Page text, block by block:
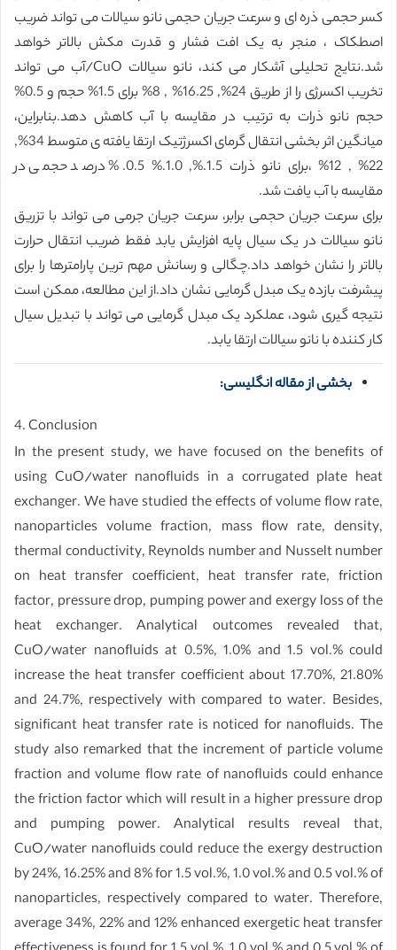
کسر حجمی ذره ای و سرعت جریان حجمی نانو سیالات می تواند ضریب
اصطکاک ، منجر به یک افت فشار و قدرت مکش بالاتر خواهد
شد.نتایج تحلیلی آشکار می کند، نانو سیالات CuO/آب می تواند
تخریب اکسرژی را از طریق 24%, 16.25% , 8% برای 1.5% حجم و 0.5%
حجم نانو ذرات به ترتیب در مقایسه با آب کاهش دهد.بنابراین،
میانگین اثر بخشی انتقال گرمای اکسرژتیک ارتقا یافته ی متوسط 34%,
22% , 12% ،برای نانو ذرات 1.5.%, 1.0.% 0.5.% درصد حجمی در
مقایسه با آب یافت شد.
برای سرعت جریان حجمی برابر، سرعت جریان جرمی می تواند با تزریق
نانو سیالات در یک سیال پایه افزایش یابد فقط ضریب انتقال حرارت
بالاتر را نشان خواهد داد.چگالی و رسانش مهم ترین پارامترها را برای
پیشرفت بازده یک مبدل گرمایی نشان داد.از این مطالعه، ممکن است
نتیجه گیری شود، عملکرد یک مبدل گرمایی می تواند با تبدیل سیال
کار کننده با نانو سیالات ارتقا یابد.
بخشی از مقاله انگلیسی:
4. Conclusion
In the present study, we have focused on the benefits of
using CuO/water nanofluids in a corrugated plate heat
exchanger. We have studied the effects of volume flow rate,
nanoparticles volume fraction, mass flow rate, density,
thermal conductivity, Reynolds number and Nusselt number
on heat transfer coefficient, heat transfer rate, friction
factor, pressure drop, pumping power and exergy loss of the
heat exchanger. Analytical outcomes revealed that,
CuO/water nanofluids at 0.5%, 1.0% and 1.5 vol.% could
increase the heat transfer coefficient about 17.70%, 21.80%
and 24.7%, respectively with compared to water. Besides,
significant heat transfer rate is noticed for nanofluids. The
study also remarked that the increment of particle volume
fraction and volume flow rate of nanofluids could enhance
the friction factor which will result in a higher pressure drop
and pumping power. Analytical results reveal that,
CuO/water nanofluids could reduce the exergy destruction
by 24%, 16.25% and 8% for 1.5 vol.%, 1.0 vol.% and 0.5 vol.% of
nanoparticles, respectively compared to water. Therefore,
average 34%, 22% and 12% enhanced exergetic heat transfer